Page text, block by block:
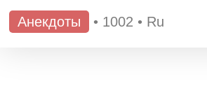
Анекдоты • 1002 • Ru